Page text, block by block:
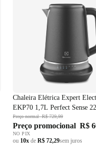
Chaleira Elétrica Expert
EKP70 1,7L Perfect
Preço normalR$ 729,99
Preço promocional R$
NO PIX
ou 10x de R$ 72,29sem juros